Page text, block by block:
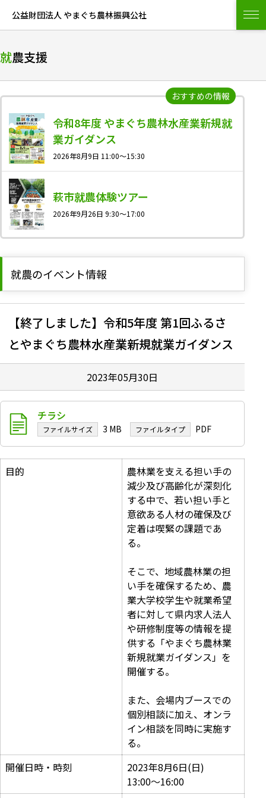
公益財団法人 やまぐち農林振興公社
就農支援
令和8年度 やまぐち農林水産業新規就
業ガイダンス
2026年8月9日 11:00〜15:30
萩市就農体験ツアー
2026年9月26日 9:30～17:00
就農のイベント情報
【終了しました】令和5年度 第1回ふるさ
とやまぐち農林水産業新規就業ガイダンス
2023年05月30日
チラシ
3 MB PDF
目的
農林業を支える担い手の
減少及び高齢化が深刻化
する中で、若い担い手と
意欲ある人材の確保及び
定着は喫緊の課題であ
る。
そこで、地域農林業の担
い手を確保するため、農
業大学校学生や就業希望
者に対して県内求人法人
や研修制度等の情報を提
供する「やまぐち農林業
新規就業ガイダンス」を
開催する。
また、会場内ブースでの
個別相談に加え、オンラ
イン相談を同時に実施す
る。
開催日時・時刻
2023年8月6日(日)
13:00〜16:00